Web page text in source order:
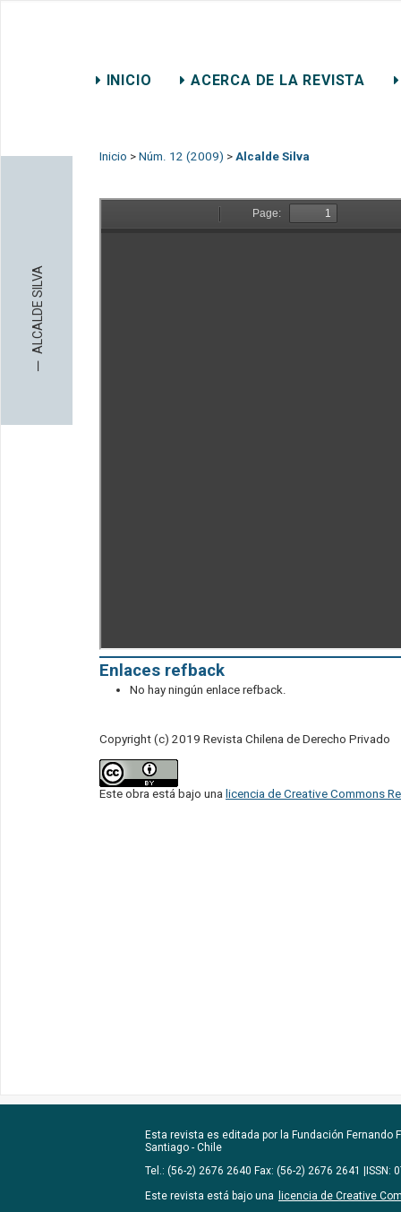
INICIO ACERCA DE LA REVISTA
─
ALCALDE SILVA
Inicio > Núm. 12 (2009) > Alcalde Silva
Enlaces refback
No hay ningún enlace refback.
Copyright (c) 2019 Revista Chilena de Derecho Privado
Este obra está bajo una licencia de Creative Commons
Esta revista es editada por la Fundación Fernando
Santiago - Chile
Tel.: (56-2) 2676 2640 Fax: (56-2) 2676 2641 |ISSN:
Este revista está bajo una
licencia de Creative